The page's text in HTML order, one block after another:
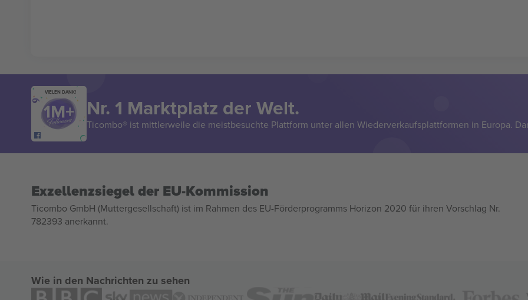
VIELEN DANK!
Nr. 1 Marktplatz der Welt.
Ticombo® ist mittlerweile die meistbesuchte Plattform unter allen Wiederverkaufsplattformen in Europa.
Exzellenzsiegel der EU-Kommission
Ticombo GmbH (Muttergesellschaft) ist im Rahmen des EU-Förderprogramms Horizon 2020 für ihren Vorschlag Nr.
782393 anerkannt.
Wie in den Nachrichten zu sehen